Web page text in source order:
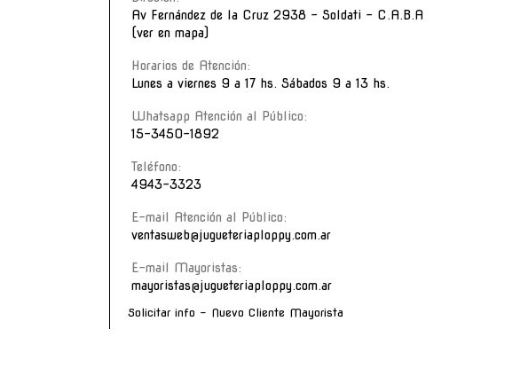
Av Fernández de la Cruz 2938 - Soldati - C.A.B.A
(ver en mapa)
Horarios de Atención:
Lunes a viernes 9 a 17 hs. Sábados 9 a 13 hs.
Whatsapp Atención al Público:
15-3450-1892
Teléfono:
4943-3323
E-mail Atención al Público:
ventasweb@jugueteriaploppy.com.ar
E-mail Mayoristas:
mayoristas@jugueteriaploppy.com.ar
Solicitar info - Nuevo Cliente Mayorista